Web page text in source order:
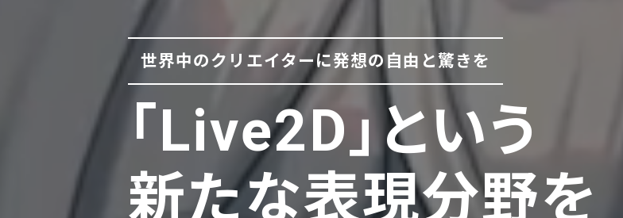
世界中のクリエイターに発想の自由と驚きを
「Live2D」という
新たな表現分野を